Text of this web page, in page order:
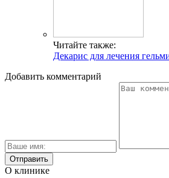
Читайте также:
Декарис для лечения
Добавить комментарий
О клинике